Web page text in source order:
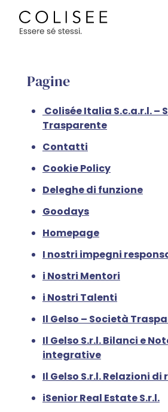
Vai
Pagine
Colisée Italia S.c.a.r.l. –
Trasparente
Contatti
Cookie Policy
Deleghe di funzione
Goodays
Homepage
I nostri impegni
i Nostri Mentori
i Nostri Talenti
Il Gelso – Società
Il Gelso S.r.l. Bilanci e
integrative
Il Gelso S.r.l. Relazioni di
iSenior Real Estate S.r.l.